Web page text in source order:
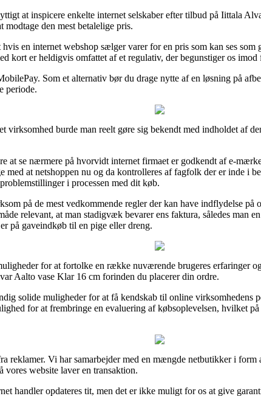
at inspicere enkelte internet selskaber efter tilbud på Iittala
modtage den mest betalelige pris.
en internet webshop sælger varer for en pris som kan ses
kort er heldigvis omfattet af et regulativ, der begunstiger os imod
Som et alternativ bør du drage nytte af en løsning på
periode.
virksomhed burde man reelt gøre sig bekendt med indholdet af
at se nærmere på hvorvidt internet firmaet er godkendt af e-
med at netshoppen nu og da kontrolleres af fagfolk der er inde i
i processen med dit køb.
på de mest vedkommende regler der kan have indflydelse på
relevant, at man stadigvæk bevarer ens faktura, således man
på gaveindkøb til en pige eller dreng.
for at fortolke en række nuværende brugeres erfaringer
Aalto vase Klar 16 cm forinden du placerer din ordre.
solide muligheder for at få kendskab til online virksomhedens
for at frembringe en evaluering af købsoplevelsen, hvilket
reklamer. Vi har samarbejder med en mængde netbutikker i
vores website laver en transaktion.
handler opdateres tit, men det er ikke muligt for os at give